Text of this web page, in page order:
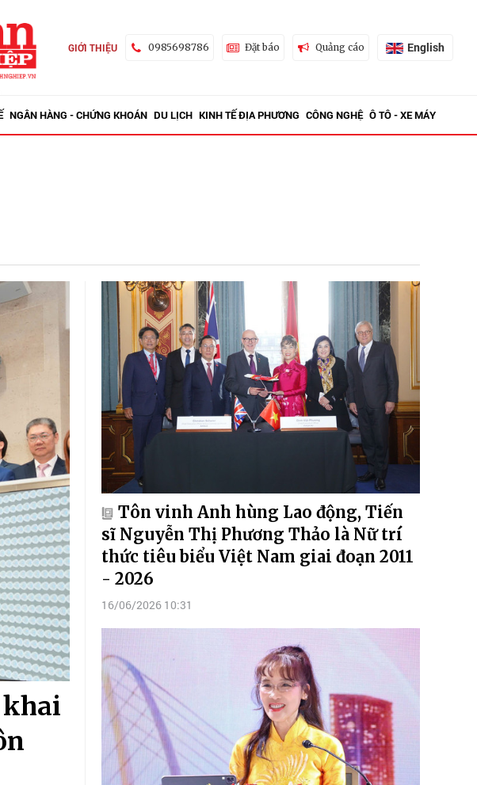
GIỚI THIỆU 0985698786 Đặt báo Quảng cáo English
NGÂN HÀNG - CHỨNG KHOÁN DU LỊCH KINH TẾ ĐỊA PHƯƠNG CÔNG NGHỆ Ô TÔ - XE MÁY
khai
Tôn vinh Anh hùng Lao động, Tiến
sĩ Nguyễn Thị Phương Thảo là Nữ trí
thức tiêu biểu Việt Nam giai đoạn 2011
- 2026
16/06/2026 10:31